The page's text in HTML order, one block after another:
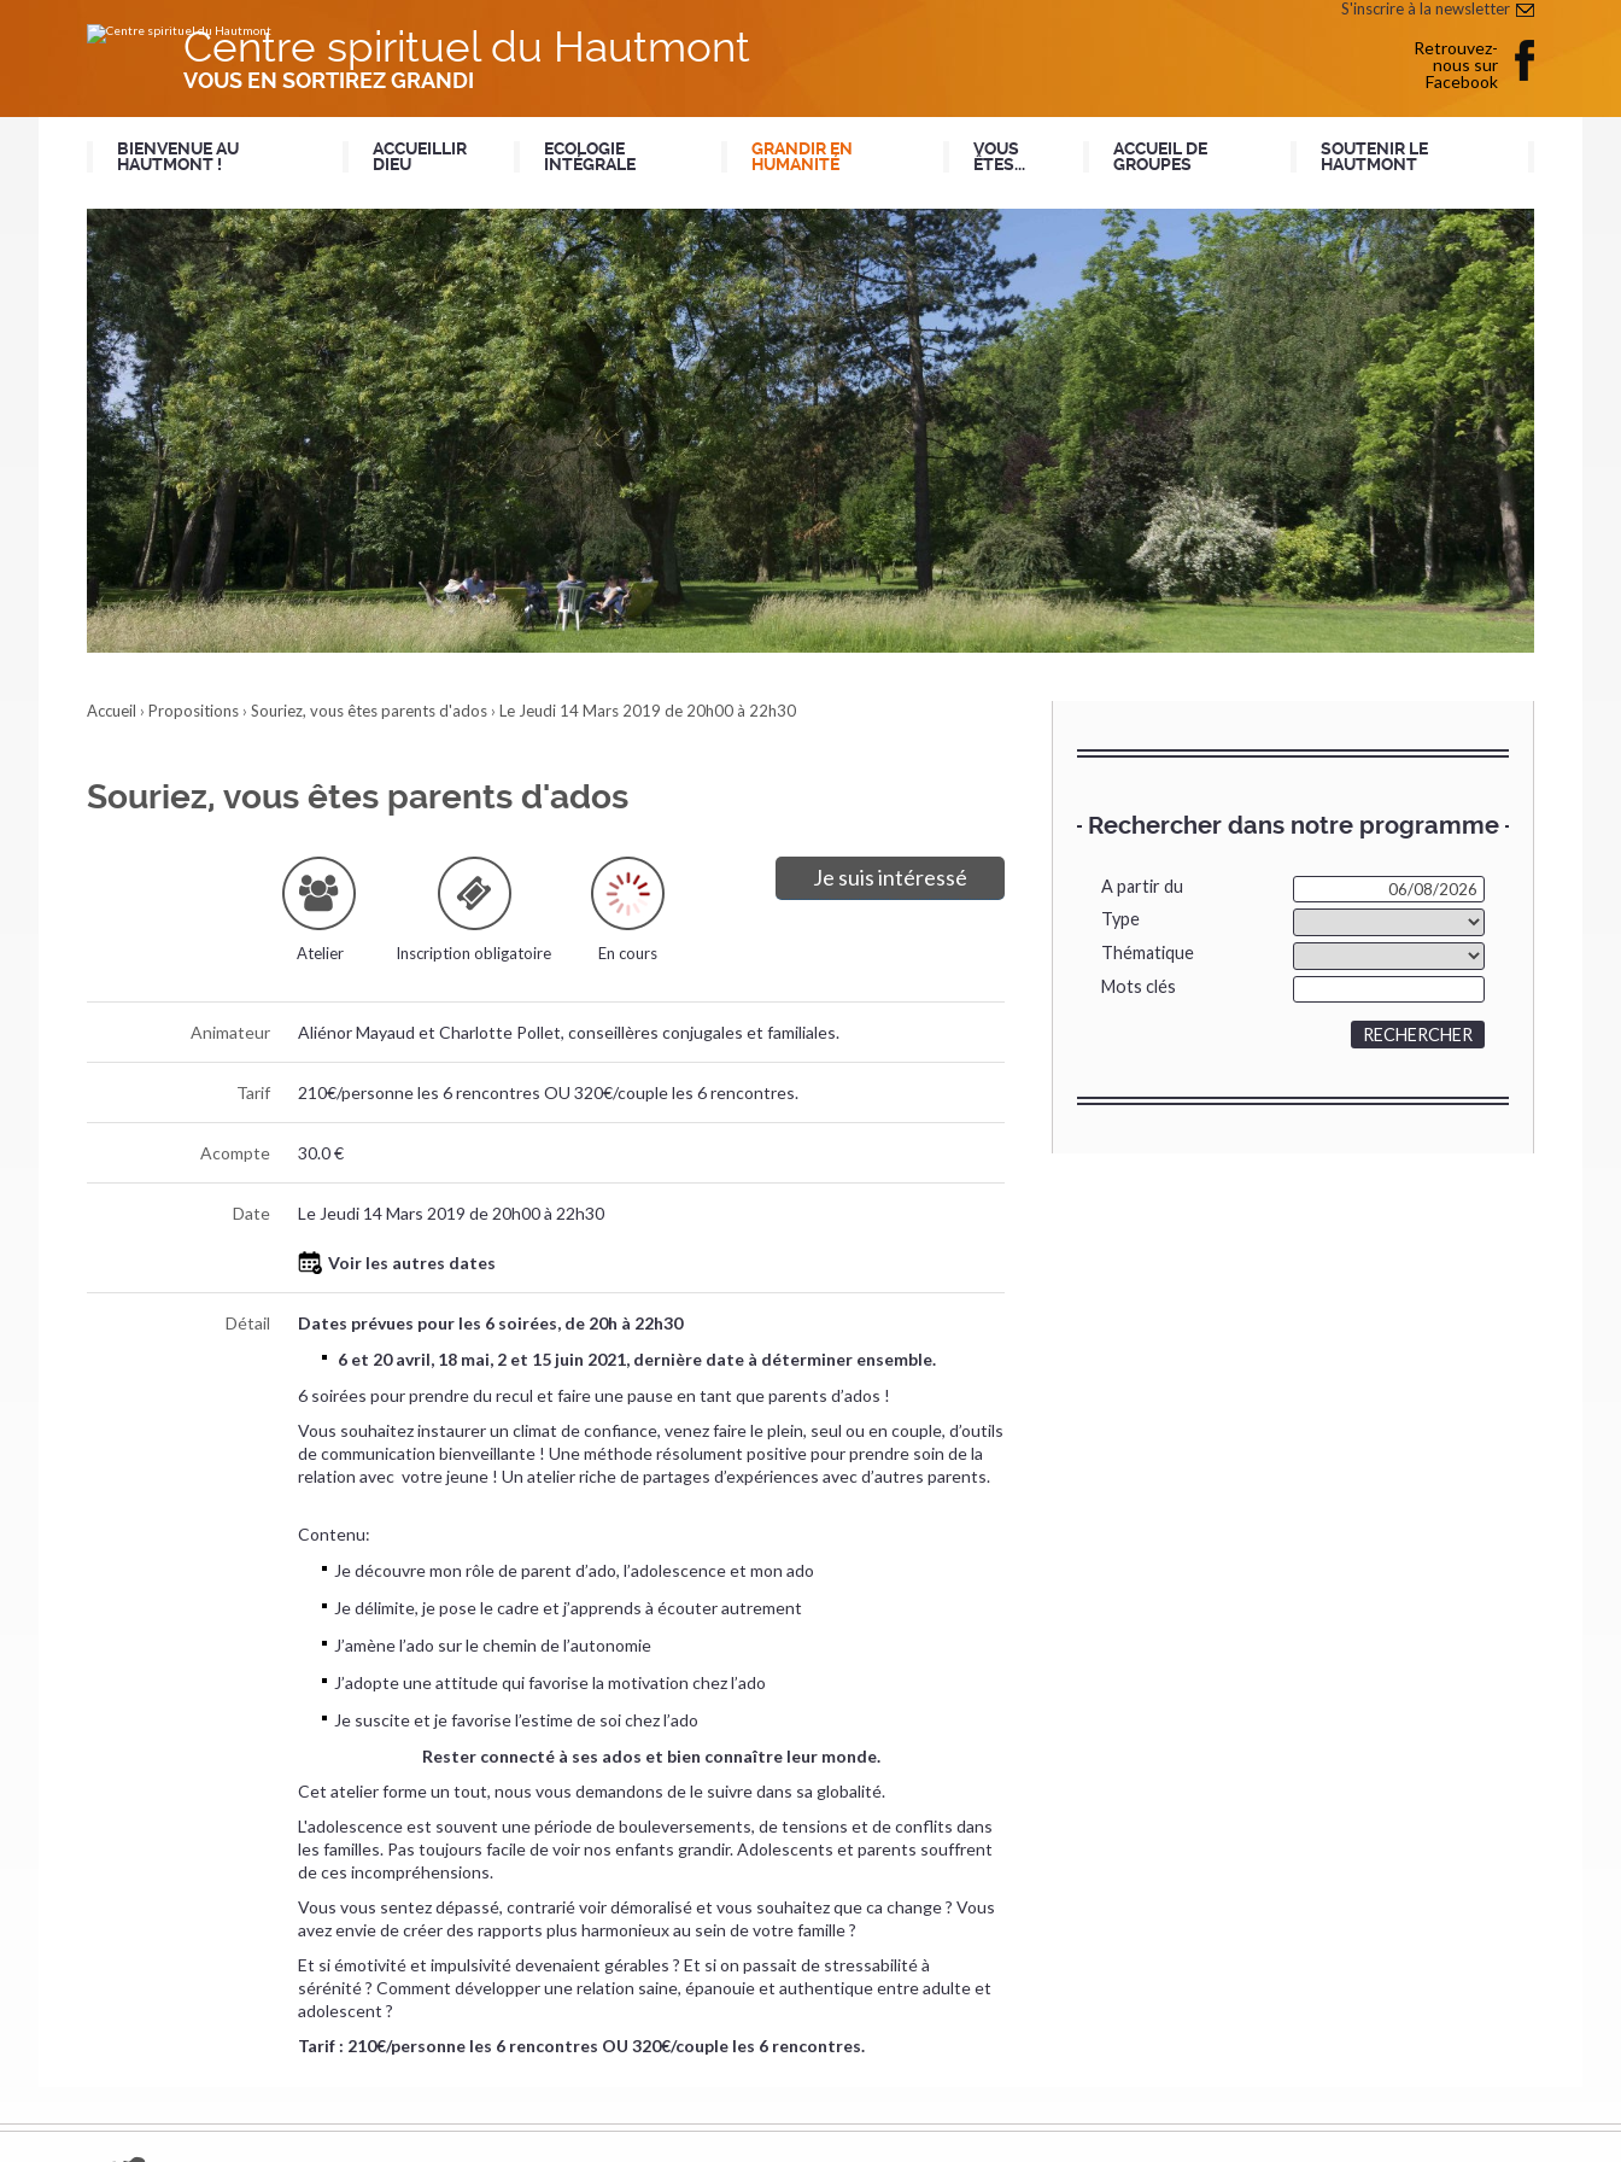
contenu.
S'inscrire à la newsletter
Retrouvez-
nous sur
Facebook
Centre spirituel du Hautmont
VOUS EN SORTIREZ GRANDI
BIENVENUE AU
HAUTMONT !
ACCUEILLIR
DIEU
ECOLOGIE
INTÉGRALE
GRANDIR EN
HUMANITÉ
VOUS
ÊTES...
ACCUEIL DE
GROUPES
SOUTENIR LE
HAUTMONT
Accueil › Propositions › Souriez, vous êtes parents d'ados › Le Jeudi 14 Mars 2019 de 20h00 à 22h30
Rechercher dans notre programme
A partir du
Type
Thématique
Mots clés
Souriez, vous êtes parents d'ados
Atelier Inscription obligatoire En cours
Je suis intéressé
Animateur Aliénor Mayaud et Charlotte Pollet, conseillères conjugales et familiales.
Tarif 210€/personne les 6 rencontres OU 320€/couple les 6 rencontres.
Acompte 30.0 €
Date Le Jeudi 14 Mars 2019 de 20h00 à 22h30
Voir les autres dates
Détail
Dates prévues pour les 6 soirées, de 20h à 22h30
6 et 20 avril, 18 mai, 2 et 15 juin 2021, dernière date à déterminer ensemble.
6 soirées pour prendre du recul et faire une pause en tant que parents d’ados !
Vous souhaitez instaurer un climat de confiance, venez faire le plein, seul ou en couple, d’outils
de communication bienveillante ! Une méthode résolument positive pour prendre soin de la
relation avec votre jeune ! Un atelier riche de partages d’expériences avec d’autres parents.
Contenu:
Je découvre mon rôle de parent d’ado, l’adolescence et mon ado
Je délimite, je pose le cadre et j’apprends à écouter autrement
J’amène l’ado sur le chemin de l’autonomie
J’adopte une attitude qui favorise la motivation chez l’ado
Je suscite et je favorise l’estime de soi chez l’ado
Rester connecté à ses ados et bien connaître leur monde.
Cet atelier forme un tout, nous vous demandons de le suivre dans sa globalité.
L'adolescence est souvent une période de bouleversements, de tensions et de conflits dans
les familles. Pas toujours facile de voir nos enfants grandir. Adolescents et parents souffrent
de ces incompréhensions.
Vous vous sentez dépassé, contrarié voir démoralisé et vous souhaitez que ca change ? Vous
avez envie de créer des rapports plus harmonieux au sein de votre famille ?
Et si émotivité et impulsivité devenaient gérables ? Et si on passait de stressabilité à
sérénité ? Comment développer une relation saine, épanouie et authentique entre adulte et
adolescent ?
Tarif : 210€/personne les 6 rencontres OU 320€/couple les 6 rencontres.